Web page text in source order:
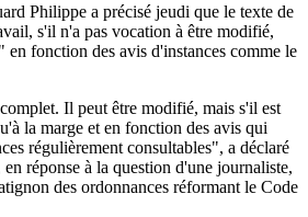
Philippe a précisé jeudi que le texte de
s'il n'a pas vocation à être modifié,
fonction des avis d'instances comme le
Il peut être modifié, mais s'il est
la marge et en fonction des avis qui
régulièrement consultables", a déclaré
réponse à la question d'une journaliste,
des ordonnances réformant le Code